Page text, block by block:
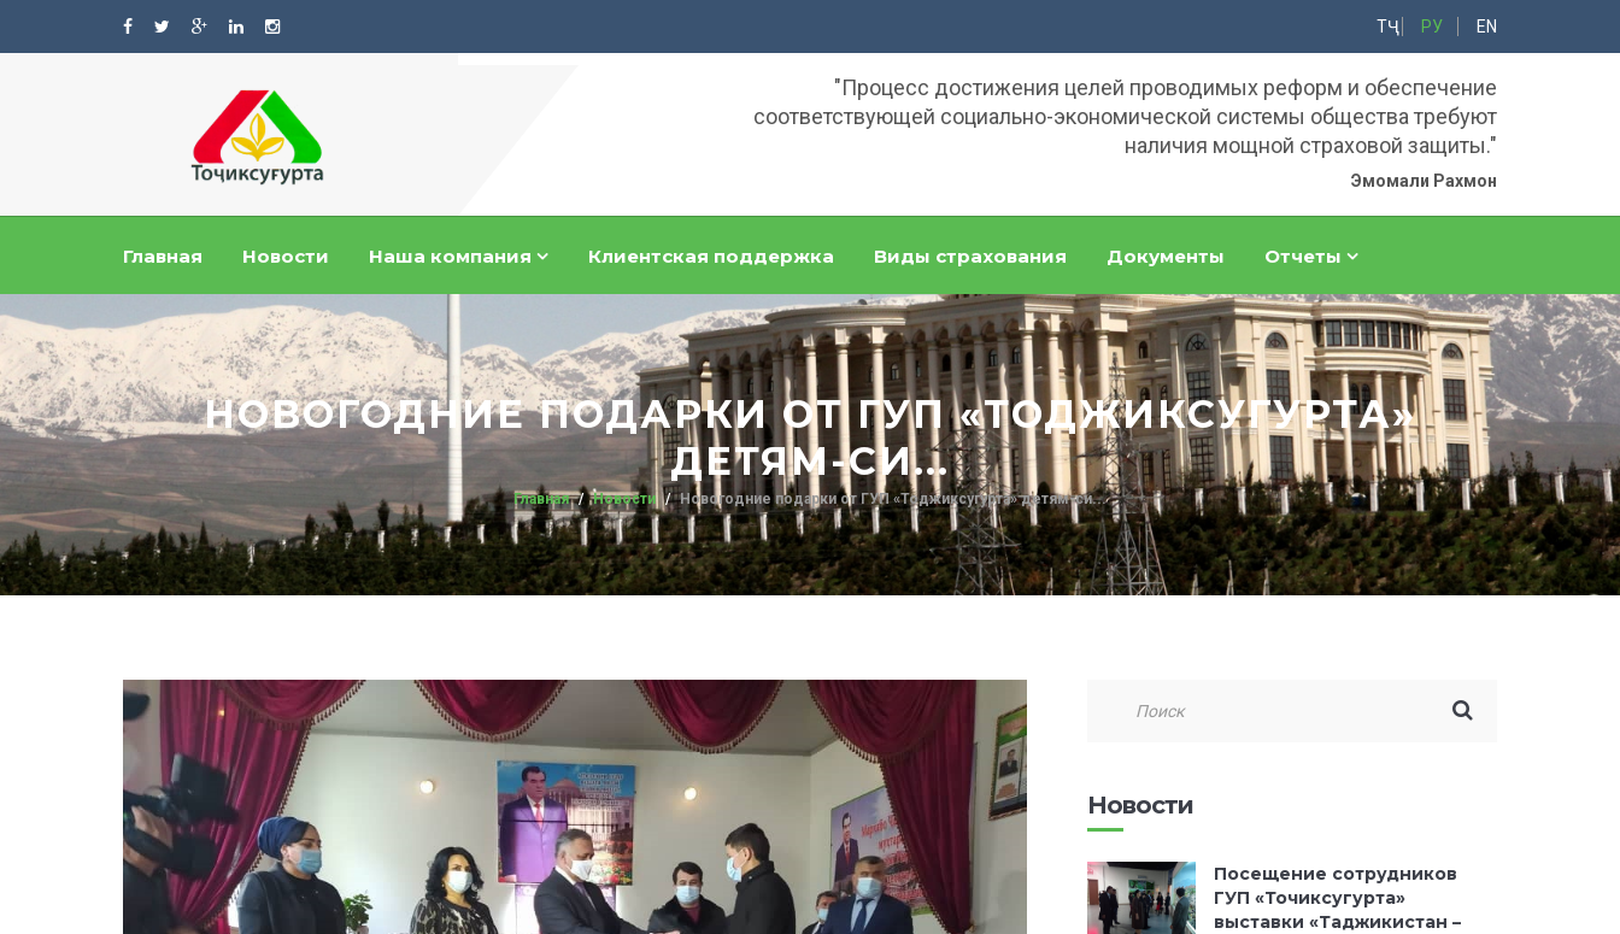
ТҶ РУ EN
"Процесс достижения целей проводимых реформ и обеспечение
соответствующей социально-экономической системы общества требуют
наличия мощной страховой защиты."
Эмомали Рахмон
Главная Новости Наша компания Клиентская поддержка Виды страхования Документы Отчеты
НОВОГОДНИЕ ПОДАРКИ ОТ ГУП «ТОДЖИКСУГУРТА»
ДЕТЯМ-СИ...
Главная Новости Новогодние подарки от ГУП «Тоджиксугурта» детям-си...
Новости
Посещение сотрудников
ГУП «Точиксугурта»
выставки «Таджикистан –